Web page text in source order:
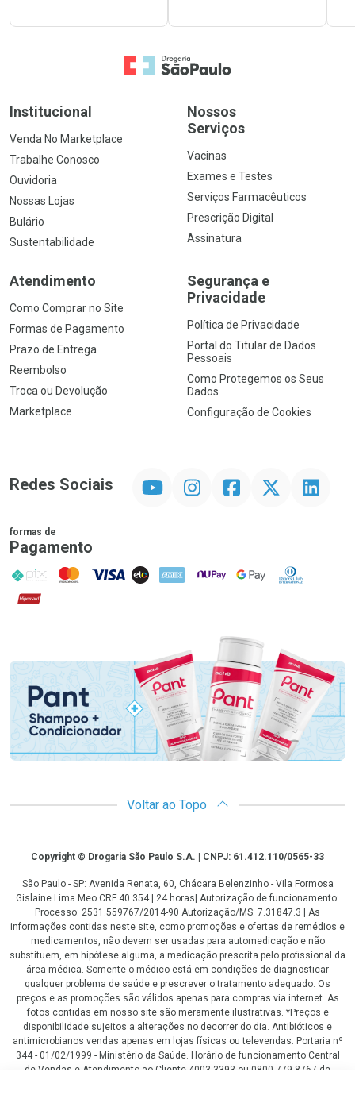
Ir para a Home
Institucional
Venda No Marketplace
Trabalhe Conosco
Ouvidoria
Nossas Lojas
Bulário
Sustentabilidade
Nossos
Serviços
Vacinas
Exames e Testes
Serviços Farmacêuticos
Prescrição Digital
Assinatura
Atendimento
Como Comprar no Site
Formas de Pagamento
Prazo de Entrega
Reembolso
Troca ou Devolução
Marketplace
Segurança e
Privacidade
Política de Privacidade
Portal do Titular de Dados
Pessoais
Como Protegemos os Seus
Dados
Configuração de Cookies
Redes Sociais InstagramFacebookTwitter Linkedin
formas de
Pagamento
PIX MasterCard
VISA ELO AMEX NuPay Google PayDiners Club
Hipercard
Promoção em Destaque
Voltar ao Topo
CopyrightCopyright © Drogaria São Paulo S.A. | CNPJ: 61.412.110/0565-33
São Paulo - SP: Avenida Renata, 60, Chácara Belenzinho - Vila Formosa
Gislaine Lima Meo CRF 40.354 | 24 horas| Autorização de funcionamento:
Processo: 2531.559767/2014-90 Autorização/MS: 7.31847.3 | As
informações contidas neste site, como promoções e ofertas de remédios e
medicamentos, não devem ser usadas para automedicação e não
substituem, em hipótese alguma, a medicação prescrita pelo profissional da
área médica. Somente o médico está em condições de diagnosticar
qualquer problema de saúde e prescrever o tratamento adequado. Os
preços e as promoções são válidos apenas para compras via internet. As
fotos contidas em nosso site são meramente ilustrativas. *Preços e
disponibilidade sujeitos a alterações no decorrer do dia. Antibióticos e
antimicrobianos vendas apenas em lojas físicas ou televendas. Portaria nº
344 - 01/02/1999 - Ministério da Saúde. Horário de funcionamento Central
de Vendas e Atendimento ao Cliente 4003 3393 ou 0800 779 8767 de